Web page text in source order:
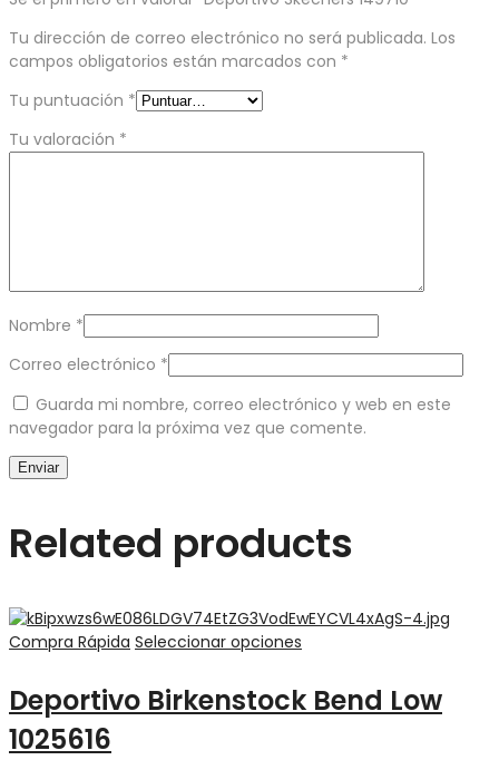
Tu dirección de correo electrónico no será publicada. Los
campos obligatorios están marcados con *
Tu puntuación *
Tu valoración *
Nombre *
Correo electrónico *
Guarda mi nombre, correo electrónico y web en este
navegador para la próxima vez que comente.
Related products
Compra Rápida Seleccionar opciones
Deportivo Birkenstock Bend Low
1025616